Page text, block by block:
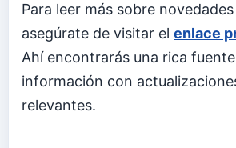
Para leer más sobre
asegúrate de visitar el enlace
Ahí encontrarás una rica
información con
relevantes.